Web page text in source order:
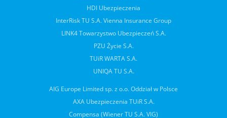
HDI Ubezpieczenia
InterRisk TU S.A. Vienna Insurance Group
LINK4 Towarzystwo Ubezpieczeń S.A.
PZU Życie S.A.
TUiR WARTA S.A.
UNIQA TU S.A.
AIG Europe Limited sp. z o.o. Oddział w Polsce
AXA Ubezpieczenia TUiR S.A.
Compensa (Wiener TU S.A. VIG)